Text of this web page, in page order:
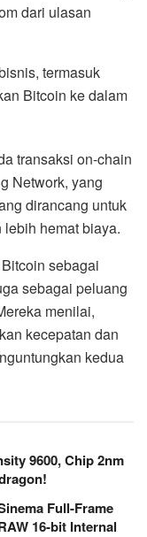
dari ulasan
termasuk
Bitcoin ke dalam
transaksi on-chain
Network, yang
dirancang untuk
hemat biaya.
sebagai
sebagai peluang
menilai,
kecepatan dan
kedua
9600, Chip 2nm
Full-Frame
16-bit Internal